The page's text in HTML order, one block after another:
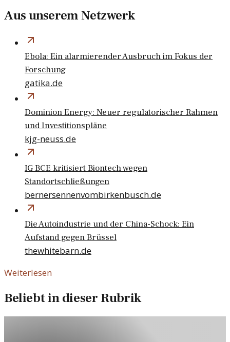
Aus unserem Netzwerk
Ebola: Ein alarmierender Ausbruch im Fokus der
Forschung
gatika.de
Dominion Energy: Neuer regulatorischer Rahmen
und Investitionspläne
kjg-neuss.de
IG BCE kritisiert Biontech wegen
Standortschließungen
bernersennenvombirkenbusch.de
Die Autoindustrie und der China-Schock: Ein
Aufstand gegen Brüssel
thewhitebarn.de
Weiterlesen
Beliebt in dieser Rubrik